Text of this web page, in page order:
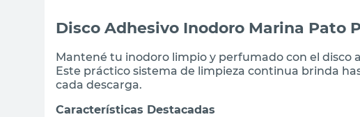
Disco Adhesivo Inodoro Marina Pato
Mantené tu inodoro limpio y perfumado con el disco
Este práctico sistema de limpieza continua brinda
cada descarga.
Características Destacadas